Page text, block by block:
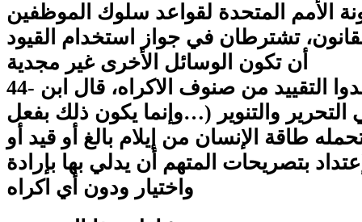
الأمم المتحدة لقواعد سلوك الموظفين
تشترطان في جواز استخدام القيود
أن تكون الوسائل الأخرى غير مجدية
44- أن فقهاء الشريعة عدوا التقييد من صنوف الاكراه، قال ابن
والتنوير (…وإنما يكون ذلك بفعل
طاقة الإنسان من إيلام بالغ أو قيد أو
بتصريحات المتهم أن يدلي بها بإرادة
واختيار ودون أي اكراه